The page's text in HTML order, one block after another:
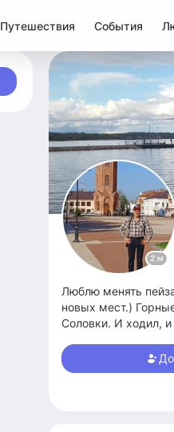
Путешествия События
2 м
Люблю менять
новых мест.)
Соловки. И ходил,
быть
адекватными